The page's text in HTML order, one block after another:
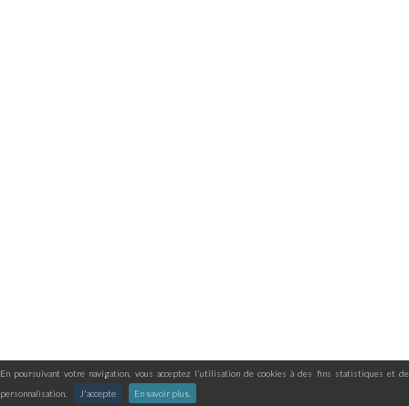
En poursuivant votre navigation, vous acceptez l'utilisation de cookies à des fins statistiques et de
personnalisation.
J'accepte En savoir plus.